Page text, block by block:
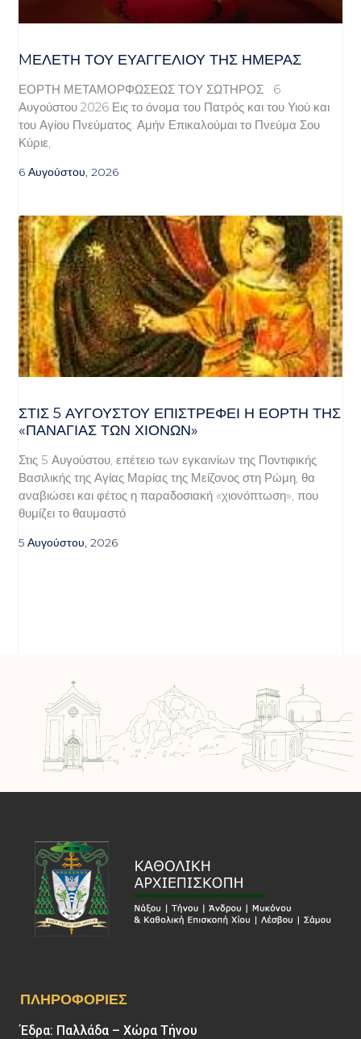
MΕΛΈΤΗ ΤΟΥ ΕΥΑΓΓΕΛΊΟΥ ΤΗΣ ΗΜΈΡΑΣ
ΕΟΡΤΗ ΜΕΤΑΜΟΡΦΩΣΕΩΣ ΤΟΥ ΣΩΤΗΡΟΣ 6
Αυγούστου 2026 Εις το όνομα του Πατρός και του Υιού και
του Αγίου Πνεύματος. Αμήν Επικαλούμαι το Πνεύμα Σου
Κύριε,
6 Αυγούστου, 2026
ΣΤΙΣ 5 ΑΥΓΟΎΣΤΟΥ ΕΠΙΣΤΡΈΦΕΙ Η ΕΟΡΤΉ ΤΗΣ
«ΠΑΝΑΓΊΑΣ ΤΩΝ ΧΙΌΝΩΝ»
Στις 5 Αυγούστου, επέτειο των εγκαινίων της Ποντιφικής
Βασιλικής της Αγίας Μαρίας της Μείζονος στη Ρώμη, θα
αναβιώσει και φέτος η παραδοσιακή «χιονόπτωση», που
θυμίζει το θαυμαστό
5 Αυγούστου, 2026
ΠΛΗΡΟΦΟΡΊΕΣ
Έδρα: Παλλάδα – Χώρα Τήνου